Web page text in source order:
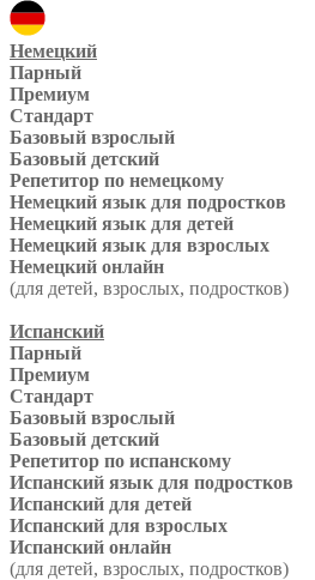
Немецкий
Парный
Премиум
Стандарт
Базовый взрослый
Базовый детский
Репетитор по немецкому
Немецкий язык для подростков
Немецкий язык для детей
Немецкий язык для взрослых
Немецкий онлайн
(для детей, взрослых, подростков)
Испанский
Парный
Премиум
Стандарт
Базовый взрослый
Базовый детский
Репетитор по испанскому
Испанский язык для подростков
Испанский для детей
Испанский для взрослых
Испанский онлайн
(для детей, взрослых, подростков)